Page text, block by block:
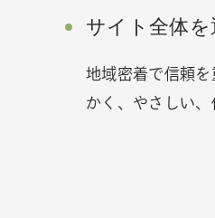
サイト全体
地域密着で信頼
かく、やさしい、